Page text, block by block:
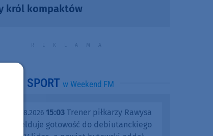
król kompaktów
SPORT w Weekend FM
07.08.2026 15:03 Trener piłkarzy Rawysa
melduje gotowość do debiutanckiego